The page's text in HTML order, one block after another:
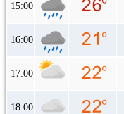
15:00
16:00
17:00
18:00